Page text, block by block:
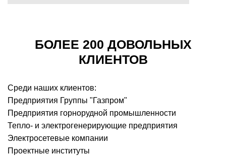
БОЛЕЕ 200 ДОВОЛЬНЫХ
КЛИЕНТОВ
Среди наших клиентов:
Предприятия Группы "Газпром"
Предприятия горнорудной промышленности
Тепло- и электрогенерирующие предприятия
Электросетевые компании
Проектные институты